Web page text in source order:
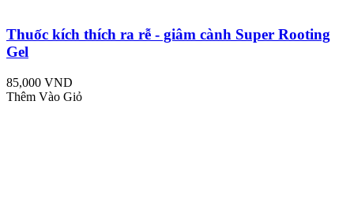
Thuốc kích thích ra rễ - giâm cành Super Rooting
Gel
85,000 VND
Thêm Vào Giỏ